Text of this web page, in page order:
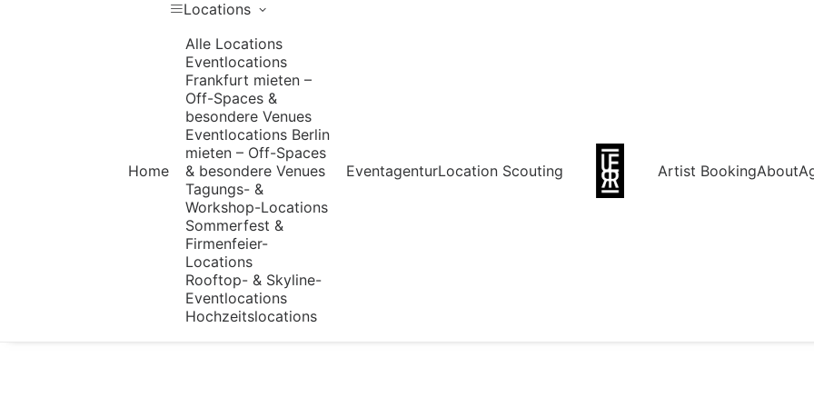
Home
Locations
Alle Locations
Eventlocations
Frankfurt mieten –
Off-Spaces &
besondere Venues
Eventlocations Berlin
mieten – Off-Spaces
& besondere Venues
Tagungs- &
Workshop-Locations
Sommerfest &
Firmenfeier-
Locations
Rooftop- & Skyline-
Eventlocations
Hochzeitslocations
EventagenturLocation Scouting Artist BookingAbout